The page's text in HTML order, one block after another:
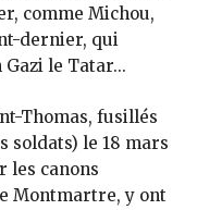
comme Michou,
dernier, qui
le Tatar...
Thomas, fusillés
soldats) le 18 mars
les canons
Montmartre, y ont